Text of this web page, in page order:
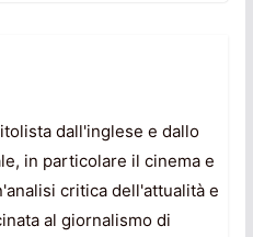
dall'inglese e dallo
in particolare il cinema e
critica dell'attualità e
al giornalismo di